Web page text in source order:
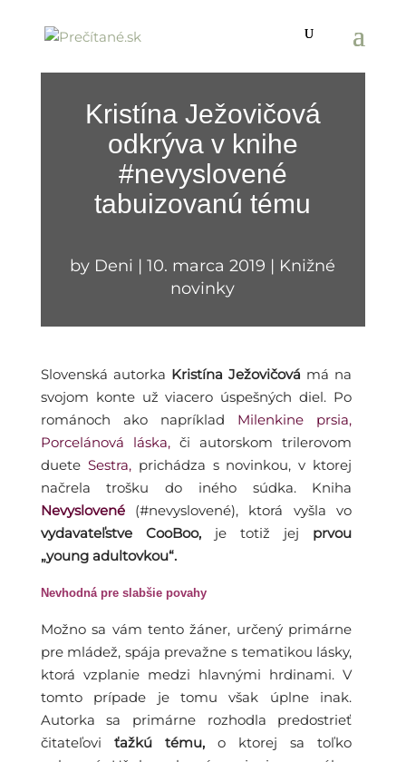
Kristína Ježovičová
odkrýva v knihe
#nevyslovené
tabuizovanú tému
by Deni |10. marca 2019 | Knižné
novinky
Slovenská autorka Kristína Ježovičová má na
svojom konte už viacero úspešných diel. Po
románoch ako napríklad Milenkine prsia,
Porcelánová láska,či autorskom trilerovom
duete Sestra, prichádza s novinkou, v ktorej
načrela trošku do iného súdka. Kniha
Nevyslovené(#nevyslovené), ktorá vyšla vo
vydavateľstve CooBoo,je totiž jej prvou
„young adultovkou“.
Nevhodná pre slabšie povahy
Možno sa vám tento žáner, určený primárne
pre mládež, spája prevažne s tematikou lásky,
ktorá vzplanie medzi hlavnými hrdinami. V
tomto prípade je tomu však úplne inak.
Autorka sa primárne rozhodla predostrieť
čitateľovi ťažkú tému,o ktorej sa toľko